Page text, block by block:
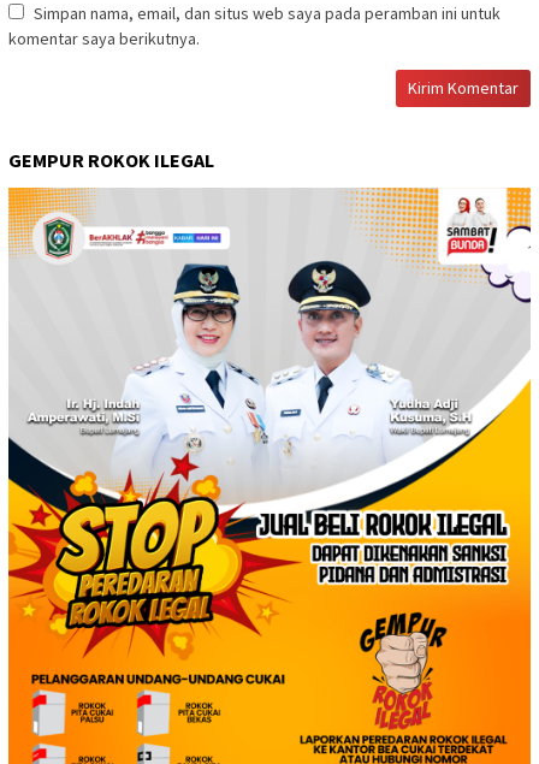
Simpan nama, email, dan situs web saya pada peramban ini untuk
komentar saya berikutnya.
GEMPUR ROKOK ILEGAL